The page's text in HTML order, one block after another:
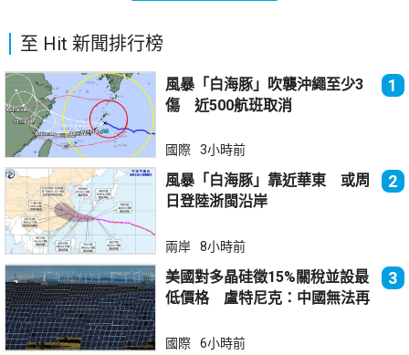
至 Hit 新聞排行榜
風暴「白海豚」吹襲沖繩至少3
傷 近500航班取消
1
國際 3小時前
風暴「白海豚」靠近華東 或周
日登陸浙閩沿岸
2
兩岸 8小時前
美國對多晶硅徵15%關稅並設最
低價格 盧特尼克：中國無法再
3
國際 6小時前